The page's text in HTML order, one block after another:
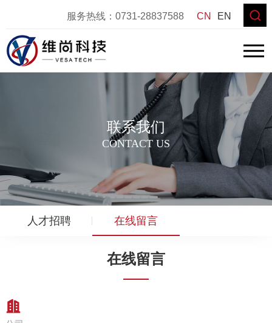
服务热线：0731-28837588 CN EN
联系我们
CONTACT US
人才招聘 在线留言
在线留言